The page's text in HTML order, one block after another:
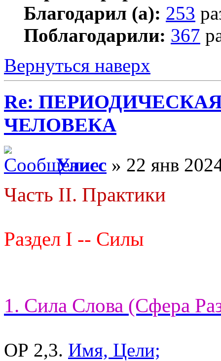
Благодарил (а): 253
Поблагодарили: 367
Вернуться наверх
Re:
ЧЕЛОВЕКА
Улисс » 22 янв
Часть II. Практики
Раздел I -- Силы
1. Сила Слова (Сфера
ОР 2,3. Имя, Цели;